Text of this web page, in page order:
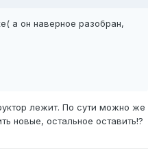
а он наверное разобран,
лежит. По сути можно же
новые, остальное оставить!?